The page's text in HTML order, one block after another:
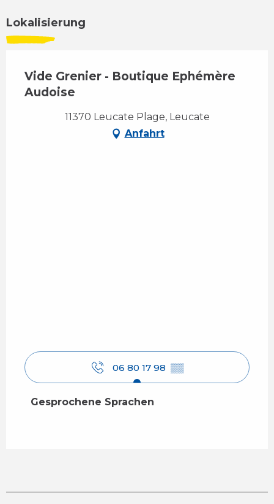
Lokalisierung
Vide Grenier - Boutique Ephémère
Audoise
11370 Leucate Plage, Leucate
Anfahrt
06 80 17 98 ▒▒
Gesprochene Sprachen
Gesprochene Sprachen